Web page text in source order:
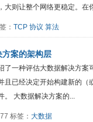
大则让整个网络更稳定。在
： TCP 协议 算法
案的架构层
了一种评估大数据解决方
已经决定开始构建新的
。 大数据解决方案的...
标签： 大数据